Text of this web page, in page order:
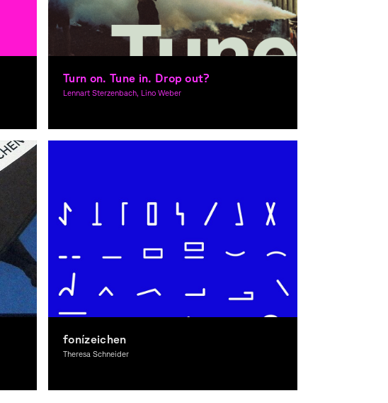
Turn on. Tune in. Drop out?
Lennart Sterzenbach, Lino Weber
fonízeichen
Theresa Schneider